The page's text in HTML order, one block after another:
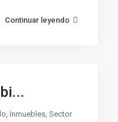
Continuar leyendo
Inmuebles, Sector